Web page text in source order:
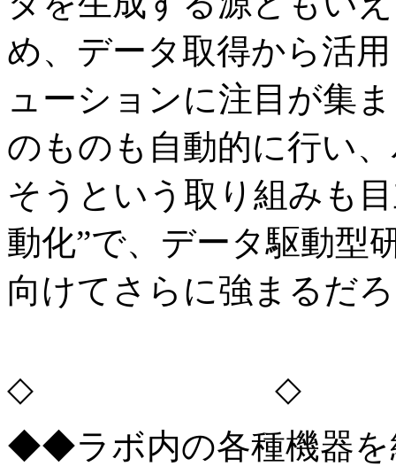
め、データ取得から活
ューションに注目が集
のものも自動的に行い
そうという取り組みも
動化”で、データ駆動型
向けてさらに強まるだ
◇ ◇
◆◆ラボ内の各種機器を